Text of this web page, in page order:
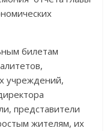
билетам
учреждений,
представители
жителям, их